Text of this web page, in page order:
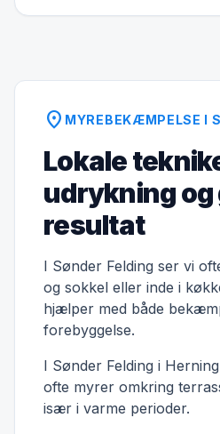
location_on MYREBEKÆMPELSE I
Lokale
udrykning
resultat
I Sønder Felding ser vi
og sokkel eller inde i
hjælper med både
forebyggelse.
I Sønder Felding i
ofte myrer omkring
især i varme perioder.